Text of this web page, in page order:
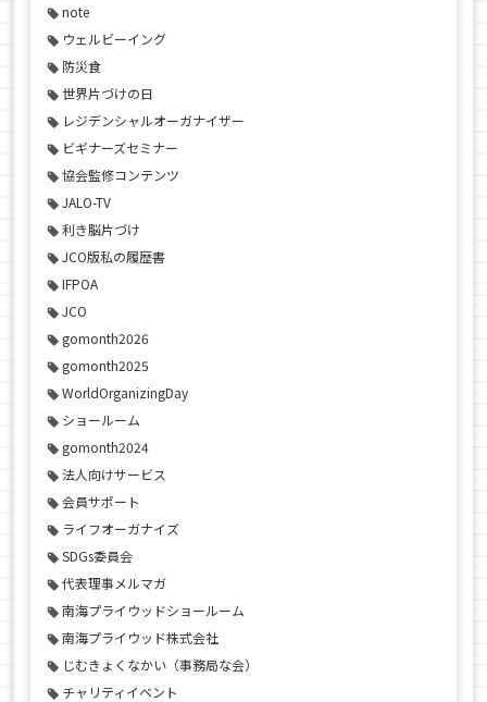
note
ウェルビーイング
防災食
世界片づけの日
レジデンシャルオーガナイザー
ビギナーズセミナー
協会監修コンテンツ
JALO-TV
利き脳片づけ
JCO版私の履歴書
IFPOA
JCO
gomonth2026
gomonth2025
WorldOrganizingDay
ショールーム
gomonth2024
法人向けサービス
会員サポート
ライフオーガナイズ
SDGs委員会
代表理事メルマガ
南海プライウッドショールーム
南海プライウッド株式会社
じむきょくなかい（事務局な会）
チャリティイベント